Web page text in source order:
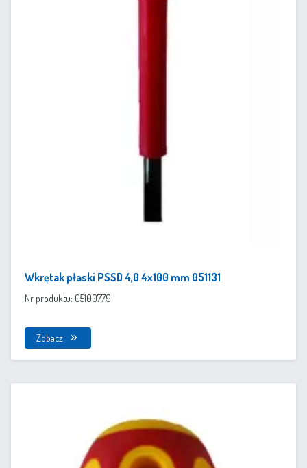
Wkrętak płaski PSSD 4,0 4x100 mm 051131
Nr produktu: 05100779
Zobacz